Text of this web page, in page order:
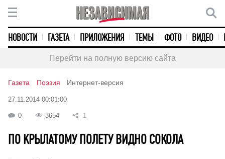
НОВОСТИ ГАЗЕТА ПРИЛОЖЕНИЯ ТЕМЫ ФОТО ВИДЕО
Перейти на полную версию сайта
Газета Поэзия Интернет-версия
27.11.2014 00:01:00
0 3654 1
ПО КРЫЛАТОМУ ПОЛЕТУ ВИДНО СОКОЛА